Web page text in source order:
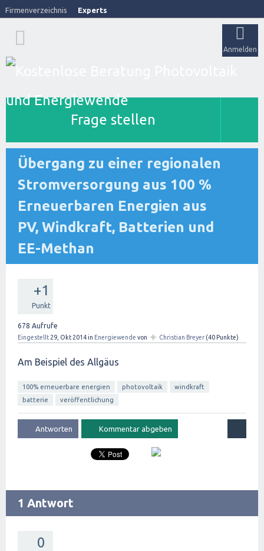
Firmenverzeichnis Experts
Anmelden
Frage stellen
Übergang zu einer regionalen
Stromversorgung aus 100 %
Erneuerbaren Energien aus
PV, Windkraft, Batterien und
EE-Methan
+1
Punkt
678 Aufrufe
Eingestellt 29, Okt 2014in Energiewende von ✦ Christian Breyer (40 Punkte)
Am Beispiel des Allgäus
100% erneuerbare energien photovoltaik
windkraft
batterie
veröffentlichung
1 Antwort
0